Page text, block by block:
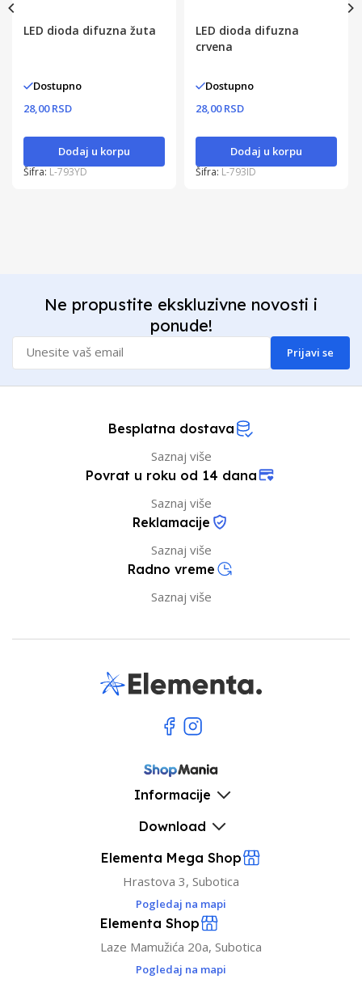
LED dioda difuzna žuta
Dostupno
28,00 RSD
Dodaj u korpu
Šifra: L-793YD
LED dioda difuzna
crvena
Dostupno
28,00 RSD
Dodaj u korpu
Šifra: L-793ID
Ne propustite ekskluzivne novosti i
ponude!
Prijavi se
Besplatna dostava
Saznaj više
Povrat u roku od 14 dana
Saznaj više
Reklamacije
Saznaj više
Radno vreme
Saznaj više
Informacije
Download
Elementa Mega Shop
Hrastova 3, Subotica
Pogledaj na mapi
Elementa Shop
Laze Mamužića 20a, Subotica
Pogledaj na mapi